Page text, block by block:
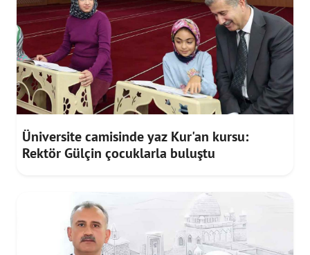
Üniversite camisinde yaz Kur'an kursu:
Rektör Gülçin çocuklarla buluştu